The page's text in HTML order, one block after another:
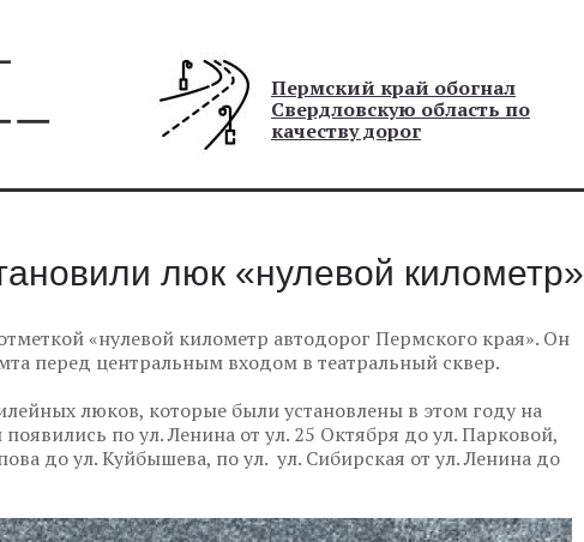
Пермский край обогнал
Свердловскую область по
качеству дорог
люк «нулевой километр»
«нулевой километр автодорог Пермского края». Он
перед центральным входом в театральный сквер.
люков, которые были установлены в этом году на
по ул. Ленина от ул. 25 Октября до ул. Парковой,
до ул. Куйбышева, по ул. ул. Сибирская от ул. Ленина до